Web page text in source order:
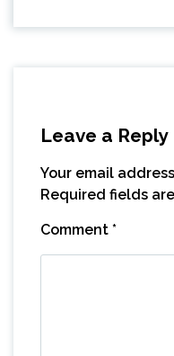
Leave a Reply
Your email
Required fields
Comment *